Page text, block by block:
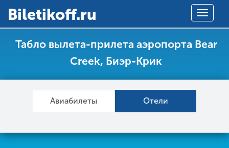
Toggle
Вiletikoff.ru
Табло вылета-прилета аэропорта Bear
Creek, Биэр-Крик
Авиабилеты Отели